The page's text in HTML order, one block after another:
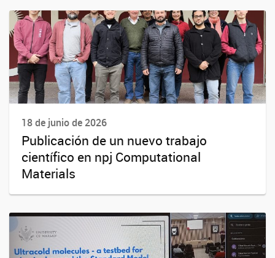
18 de junio de 2026
Publicación de un nuevo trabajo
científico en npj Computational
Materials